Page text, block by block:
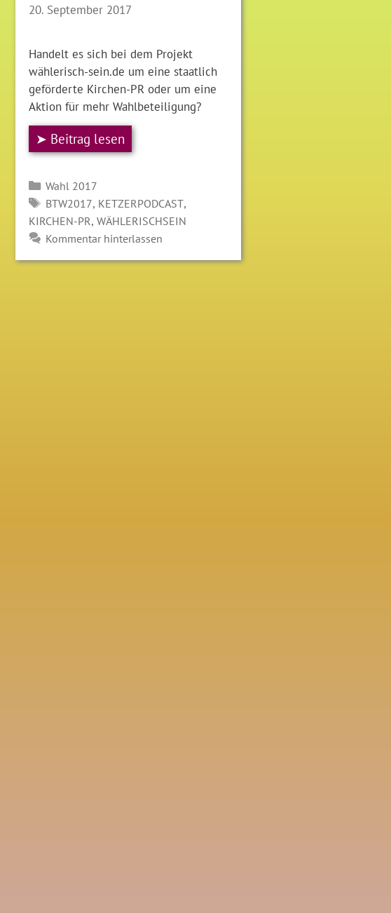
20. September 2017
Handelt es sich bei dem Projekt
wählerisch-sein.de um eine staatlich
geförderte Kirchen-PR oder um eine
Aktion für mehr Wahlbeteiligung?
➤ Beitrag lesen
Kategorien
Wahl 2017
SCHLAGWÖRTER
BTW2017, KETZERPODCAST,
KIRCHEN-PR,WÄHLERISCHSEIN
Kommentar hinterlassen